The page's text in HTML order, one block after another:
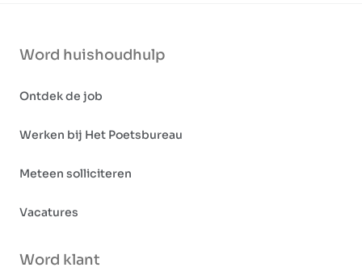
Word huishoudhulp
Ontdek de job
Werken bij Het Poetsbureau
Meteen solliciteren
Vacatures
Word klant